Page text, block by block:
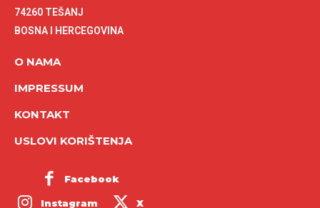
74260 TEŠANJ
BOSNA I HERCEGOVINA
O NAMA
IMPRESSUM
KONTAKT
USLOVI KORIŠTENJA
Facebook
Instagram X